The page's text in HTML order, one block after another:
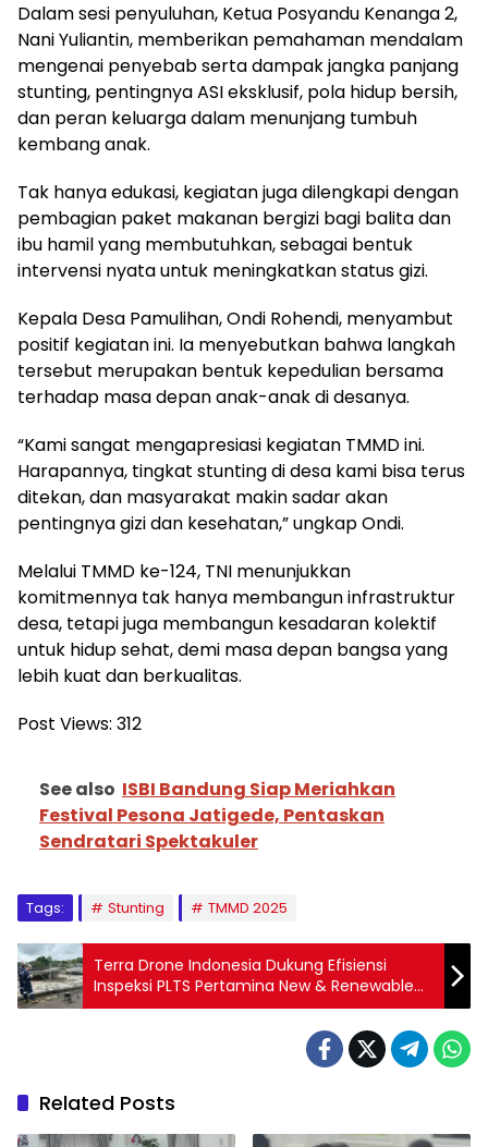
Dalam sesi penyuluhan, Ketua Posyandu Kenanga 2,
Nani Yuliantin, memberikan pemahaman mendalam
mengenai penyebab serta dampak jangka panjang
stunting, pentingnya ASI eksklusif, pola hidup bersih,
dan peran keluarga dalam menunjang tumbuh
kembang anak.
Tak hanya edukasi, kegiatan juga dilengkapi dengan
pembagian paket makanan bergizi bagi balita dan
ibu hamil yang membutuhkan, sebagai bentuk
intervensi nyata untuk meningkatkan status gizi.
Kepala Desa Pamulihan, Ondi Rohendi, menyambut
positif kegiatan ini. Ia menyebutkan bahwa langkah
tersebut merupakan bentuk kepedulian bersama
terhadap masa depan anak-anak di desanya.
“Kami sangat mengapresiasi kegiatan TMMD ini.
Harapannya, tingkat stunting di desa kami bisa terus
ditekan, dan masyarakat makin sadar akan
pentingnya gizi dan kesehatan,” ungkap Ondi.
Melalui TMMD ke-124, TNI menunjukkan
komitmennya tak hanya membangun infrastruktur
desa, tetapi juga membangun kesadaran kolektif
untuk hidup sehat, demi masa depan bangsa yang
lebih kuat dan berkualitas.
Post Views: 312
See also ISBI Bandung Siap Meriahkan
Festival Pesona Jatigede, Pentaskan
Sendratari Spektakuler
Tags: Stunting TMMD 2025
Terra Drone Indonesia Dukung Efisiensi
Inspeksi PLTS Pertamina New & Renewable
Energy dengan Teknologi Drone dan AI
Related Posts